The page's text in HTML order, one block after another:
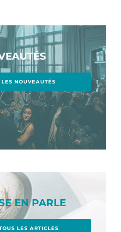
NOUVEAUTÉS
EN PARLE
LES ARTICLES